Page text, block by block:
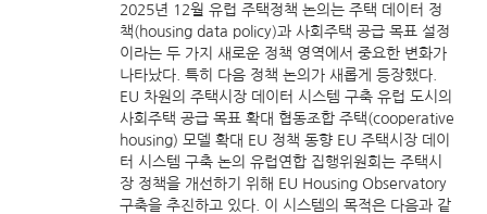
2025년 12월 유럽 주택정책 논의는 주택 데이터 정
책(housing data policy)과 사회주택 공급 목표 설정
이라는 두 가지 새로운 정책 영역에서 중요한 변화가
나타났다. 특히 다음 정책 논의가 새롭게 등장했다.
EU 차원의 주택시장 데이터 시스템 구축 유럽 도시의
사회주택 공급 목표 확대 협동조합 주택(cooperative
housing) 모델 확대 EU 정책 동향 EU 주택시장 데이
터 시스템 구축 논의 유럽연합 집행위원회는 주택시
장 정책을 개선하기 위해 EU Housing Observatory
구축을 추진하고 있다. 이 시스템의 목적은 다음과 같